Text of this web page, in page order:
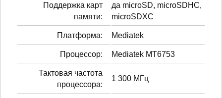
Поддержка карт
памяти:
да microSD, microSDHC,
microSDXC
Платформа: Mediatek
Процессор: Mediatek MT6753
Тактовая частота
процессора:
1 300 МГц